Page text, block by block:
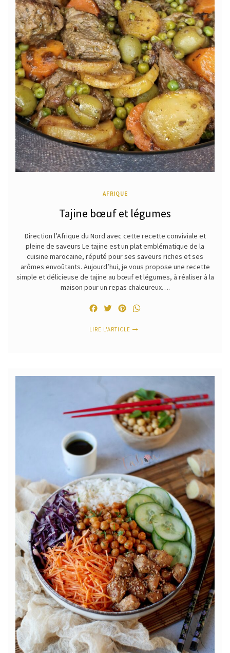
AFRIQUE
Tajine bœuf et légumes
Direction l’Afrique du Nord avec cette recette conviviale et
pleine de saveurs Le tajine est un plat emblématique de la
cuisine marocaine, réputé pour ses saveurs riches et ses
arômes envoûtants. Aujourd’hui, je vous propose une recette
simple et délicieuse de tajine au bœuf et légumes, à réaliser à la
maison pour un repas chaleureux….
FacebookTwitterPinterest
LIRE L'ARTICLE